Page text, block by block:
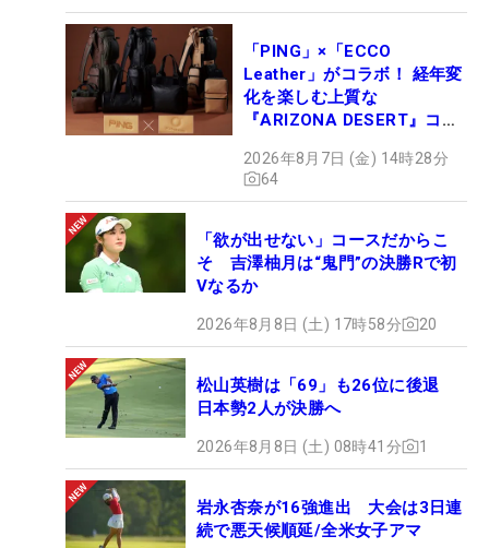
「PING」×「ECCO
Leather」がコラボ！ 経年変
化を楽しむ上質な
『ARIZONA DESERT』コレ
ュー
2026年8月7日 (金) 14時28分
64
「欲が出せない」コースだからこ
そ 吉澤柚月は“鬼門”の決勝Rで初
Vなるか
2026年8月8日 (土) 17時58分 20
松山英樹は「69」も26位に後退
日本勢2人が決勝へ
2026年8月8日 (土) 08時41分 1
岩永杏奈が16強進出 大会は3日連
続で悪天候順延/全米女子アマ